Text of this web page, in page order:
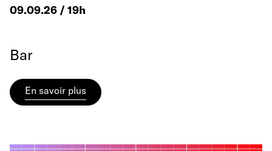
09.09.26 / 19h
Bar
En savoir plus